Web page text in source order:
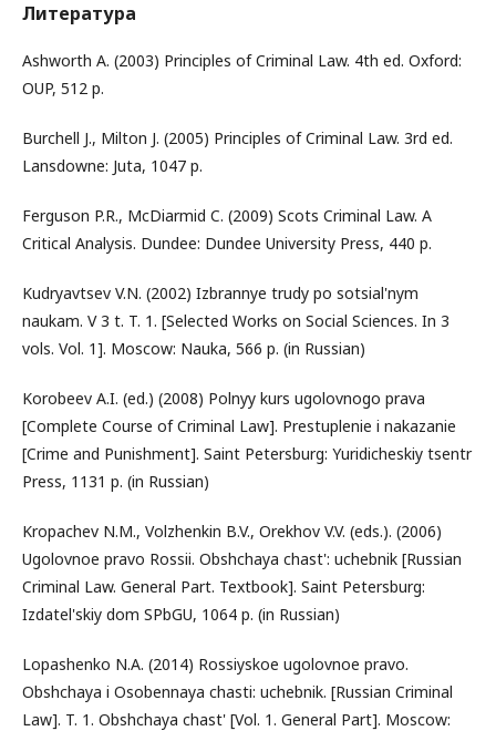
Литература
Ashworth A. (2003) Principles of Criminal Law. 4th ed. Oxford:
OUP, 512 p.
Burchell J., Milton J. (2005) Principles of Criminal Law. 3rd ed.
Lansdowne: Juta, 1047 p.
Ferguson P.R., McDiarmid C. (2009) Scots Criminal Law. A
Critical Analysis. Dundee: Dundee University Press, 440 p.
Kudryavtsev V.N. (2002) Izbrannye trudy po sotsial'nym
naukam. V 3 t. T. 1. [Selected Works on Social Sciences. In 3
vols. Vol. 1]. Moscow: Nauka, 566 p. (in Russian)
Korobeev A.I. (ed.) (2008) Polnyy kurs ugolovnogo prava
[Complete Course of Criminal Law]. Prestuplenie i nakazanie
[Crime and Punishment]. Saint Petersburg: Yuridicheskiy tsentr
Press, 1131 p. (in Russian)
Kropachev N.M., Volzhenkin B.V., Orekhov V.V. (eds.). (2006)
Ugolovnoe pravo Rossii. Obshchaya chast': uchebnik [Russian
Criminal Law. General Part. Textbook]. Saint Petersburg:
Izdatel'skiy dom SPbGU, 1064 p. (in Russian)
Lopashenko N.A. (2014) Rossiyskoe ugolovnoe pravo.
Obshchaya i Osobennaya chasti: uchebnik. [Russian Criminal
Law]. T. 1. Obshchaya chast' [Vol. 1. General Part]. Moscow: